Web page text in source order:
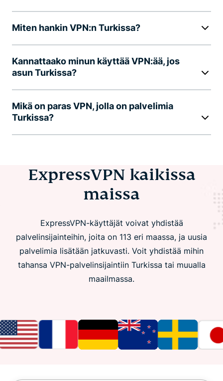
Miten hankin VPN:n Turkissa?
Kannattaako minun käyttää VPN:ää, jos
asun Turkissa?
Mikä on paras VPN, jolla on palvelimia
Turkissa?
ExpressVPN kaikissa
maissa
ExpressVPN-käyttäjät voivat yhdistää
palvelinsijainteihin, joita on 113 eri maassa, ja uusia
palvelimia lisätään jatkuvasti. Voit yhdistää mihin
tahansa VPN-palvelinsijaintiin Turkissa tai muualla
maailmassa.